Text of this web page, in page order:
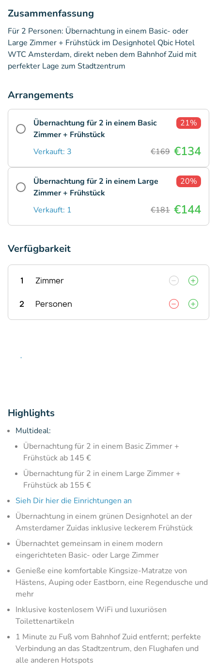
Zusammenfassung
Für 2 Personen: Übernachtung in einem Basic- oder
Large Zimmer + Frühstück im Designhotel Qbic Hotel
WTC Amsterdam, direkt neben dem Bahnhof Zuid mit
perfekter Lage zum Stadtzentrum
Arrangements
Übernachtung für 2 in einem Basic
Zimmer + Frühstück
21%
Verkauft: 3 €169 €134
Übernachtung für 2 in einem Large
Zimmer + Frühstück
20%
Verkauft: 1 €181 €144
Verfügbarkeit
1 Zimmer
2 Personen
Highlights
Multideal:
Übernachtung für 2 in einem Basic Zimmer +
Frühstück ab 145 €
Übernachtung für 2 in einem Large Zimmer +
Frühstück ab 155 €
Sieh Dir hier die Einrichtungen an
Übernachtung in einem grünen Designhotel an der
Amsterdamer Zuidas inklusive leckerem Frühstück
Übernachtet gemeinsam in einem modern
eingerichteten Basic- oder Large Zimmer
Genieße eine komfortable Kingsize-Matratze von
Hästens, Auping oder Eastborn, eine Regendusche und
mehr
Inklusive kostenlosem WiFi und luxuriösen
Toilettenartikeln
1 Minute zu Fuß vom Bahnhof Zuid entfernt; perfekte
Verbindung an das Stadtzentrum, den Flughafen und
alle anderen Hotspots​